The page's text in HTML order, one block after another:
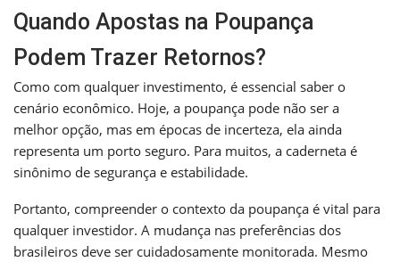
Quando Apostas na Poupança
Podem Trazer Retornos?
Como com qualquer investimento, é essencial saber o
cenário econômico. Hoje, a poupança pode não ser a
melhor opção, mas em épocas de incerteza, ela ainda
representa um porto seguro. Para muitos, a caderneta é
sinônimo de segurança e estabilidade.
Portanto, compreender o contexto da poupança é vital para
qualquer investidor. A mudança nas preferências dos
brasileiros deve ser cuidadosamente monitorada. Mesmo